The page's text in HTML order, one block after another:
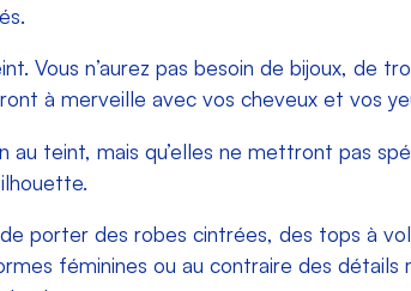
Vous n’aurez pas besoin de bijoux, de
à merveille avec vos cheveux et vos
au teint, mais qu’elles ne mettront pas
porter des robes cintrées, des tops à
féminines ou au contraire des détails